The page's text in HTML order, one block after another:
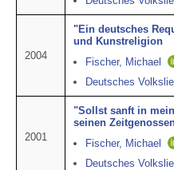
2004
"Ein deutsches
und Kunstreligion
Fischer, Michael
Deutsches
2001
"Sollst sanft in
seinen
Fischer, Michael
Deutsches